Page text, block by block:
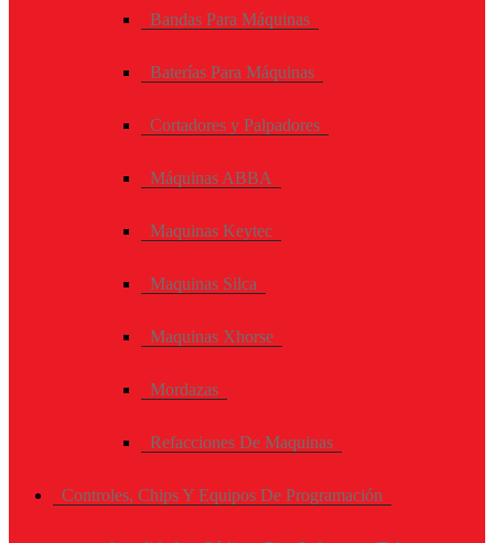
Bandas Para Máquinas
Baterías Para Máquinas
Cortadores y Palpadores
Máquinas ABBA
Maquinas Keytec
Maquinas Silca
Maquinas Xhorse
Mordazas
Refacciones De Maquinas
Controles, Chips Y Equipos De Programación